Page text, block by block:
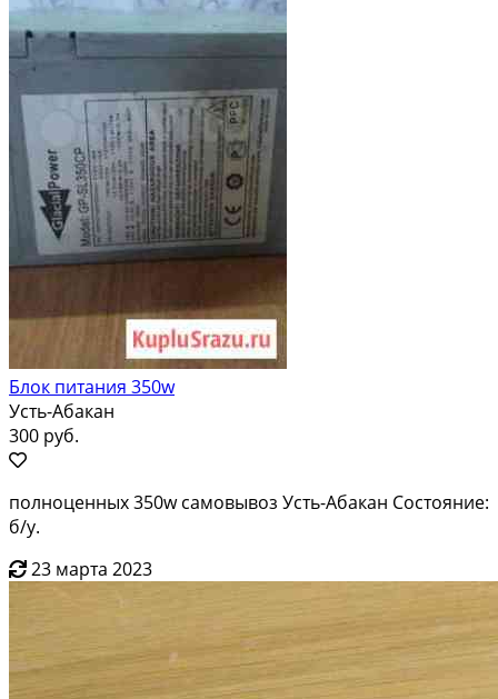
Блок питания 350w
Усть-Абакан
300 руб.
полноценных 350w самовывоз Усть-Абакан Состояние:
б/у.
23 марта 2023